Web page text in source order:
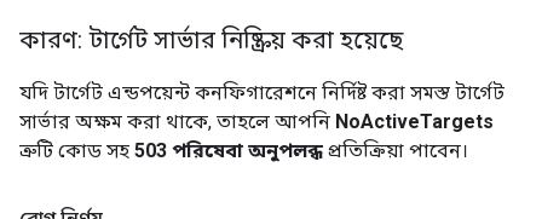
কারণ: টার্গেট সার্ভার নিষ্ক্রিয় করা হয়েছে
যদি টার্গেট এন্ডপয়েন্ট কনফিগারেশনে নির্দিষ্ট করা সমস্ত টার্গেট
সার্ভার অক্ষম করা থাকে, তাহলে আপনি NoActiveTargets
ত্রুটি কোড সহ 503 পরিষেবা অনুপলব্ধপ্রতিক্রিয়া পাবেন।